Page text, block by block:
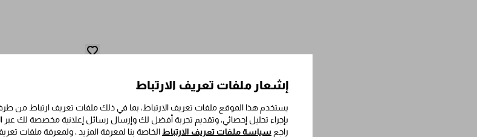
إشعار ملفات تعريف الارتباط
يستخدم هذا الموقع ملفات تعريف الارتباط، بما في ذلك ملفات تعريف ارتباط من
بإجراء تحليل إحصائي، وتقديم تجربة أفضل لك وإرسال رسائل إعلانية مخصصة لك عبر
راجع سياسة ملفات تعريف الارتباط الخاصة بنا لمعرفة المزيد ، ولمعرفة ملفات